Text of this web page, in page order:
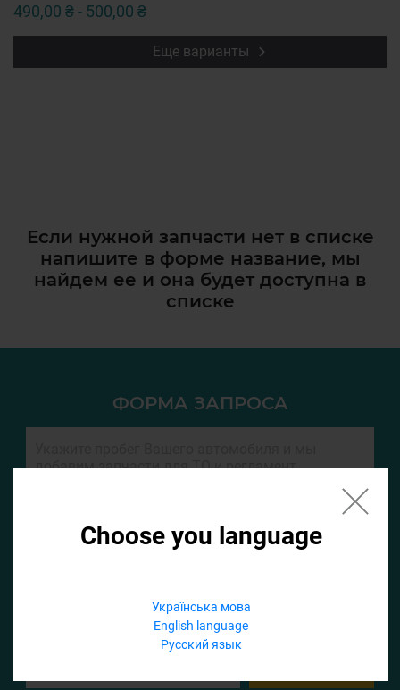
Choose you language
Українська мова
English language
Русский язык
490,00 ₴ - 500,00 ₴
Еще варианты
Если нужной запчасти нет в списке
напишите в форме название, мы
найдем ее и она будет доступна в
списке
ФОРМА ЗАПРОСА